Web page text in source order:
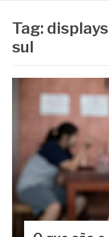
Tag:
sul